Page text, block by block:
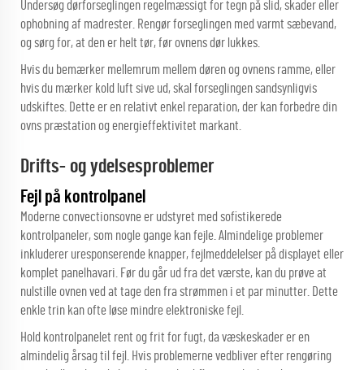
Undersøg dørforseglingen regelmæssigt for tegn på slid, skader eller
ophobning af madrester. Rengør forseglingen med varmt sæbevand,
og sørg for, at den er helt tør, før ovnens dør lukkes.
Hvis du bemærker mellemrum mellem døren og ovnens ramme, eller
hvis du mærker kold luft sive ud, skal forseglingen sandsynligvis
udskiftes. Dette er en relativt enkel reparation, der kan forbedre din
ovns præstation og energieffektivitet markant.
Drifts- og ydelsesproblemer
Fejl på kontrolpanel
Moderne convectionsovne er udstyret med sofistikerede
kontrolpaneler, som nogle gange kan fejle. Almindelige problemer
inkluderer uresponserende knapper, fejlmeddelelser på displayet eller
komplet panelhavari. Før du går ud fra det værste, kan du prøve at
nulstille ovnen ved at tage den fra strømmen i et par minutter. Dette
enkle trin kan ofte løse mindre elektroniske fejl.
Hold kontrolpanelet rent og frit for fugt, da væskeskader er en
almindelig årsag til fejl. Hvis problemerne vedbliver efter rengøring